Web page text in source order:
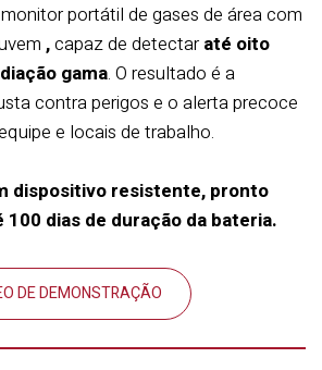
portátil de gases de área com
,capaz de detectar até oito
gama. O resultado é a
contra perigos e o alerta precoce
e locais de trabalho.
dispositivo resistente, pronto
100 dias de duração da bateria.
DE DEMONSTRAÇÃO